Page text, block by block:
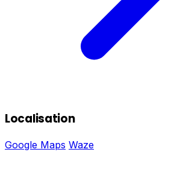
Localisation
Google Maps Waze